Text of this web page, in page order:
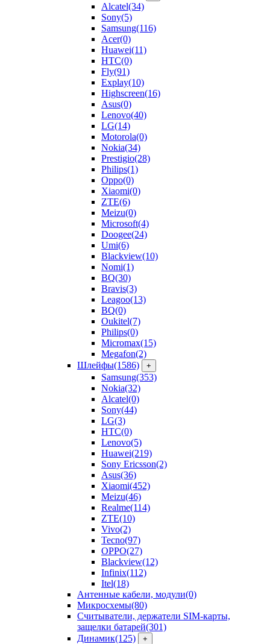
Alcatel(34)
Sony(5)
Samsung(116)
Acer(0)
Huawei(11)
HTC(0)
Fly(91)
Explay(10)
Highscreen(16)
Asus(0)
Lenovo(40)
LG(14)
Motorola(0)
Nokia(34)
Prestigio(28)
Philips(1)
Oppo(0)
Xiaomi(0)
ZTE(6)
Meizu(0)
Microsoft(4)
Doogee(24)
Umi(6)
Blackview(10)
Nomi(1)
BQ(30)
Bravis(3)
Leagoo(13)
BQ(0)
Oukitel(7)
Philips(0)
Micromax(15)
Megafon(2)
Шлейфы(1586) +
Samsung(353)
Nokia(32)
Alcatel(0)
Sony(44)
LG(3)
HTC(0)
Lenovo(5)
Huawei(219)
Sony Ericsson(2)
Asus(36)
Xiaomi(452)
Meizu(46)
Realme(114)
ZTE(10)
Vivo(2)
Tecno(97)
OPPO(27)
Blackview(12)
Infinix(112)
Itel(18)
Антенные кабели, модули(0)
Микросхемы(80)
Считыватели, держатели SIM-карты,
защелки батарей(301)
Динамик(125) +